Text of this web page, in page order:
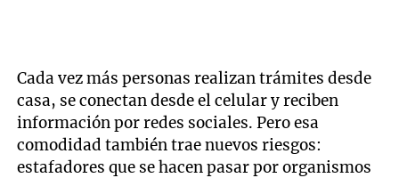
Cada vez más personas realizan trámites desde
casa, se conectan desde el celular y reciben
información por redes sociales. Pero esa
comodidad también trae nuevos riesgos:
estafadores que se hacen pasar por organismos